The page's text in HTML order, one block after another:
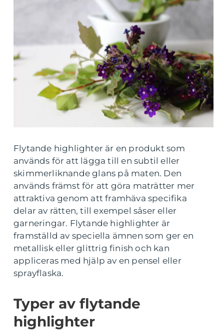
Flytande highlighter är en produkt som
används för att lägga till en subtil eller
skimmerliknande glans på maten. Den
används främst för att göra maträtter mer
attraktiva genom att framhäva specifika
delar av rätten, till exempel såser eller
garneringar. Flytande highlighter är
framställd av speciella ämnen som ger en
metallisk eller glittrig finish och kan
appliceras med hjälp av en pensel eller
sprayflaska.
Typer av flytande
highlighter